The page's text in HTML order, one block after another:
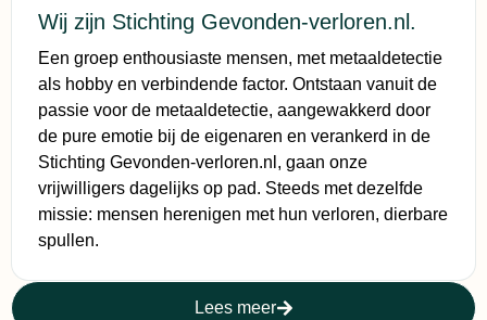
Wij zijn Stichting Gevonden-verloren.nl.
Een groep enthousiaste mensen, met metaaldetectie
als hobby en verbindende factor. Ontstaan vanuit de
passie voor de metaaldetectie, aangewakkerd door
de pure emotie bij de eigenaren en verankerd in de
Stichting Gevonden-verloren.nl, gaan onze
vrijwilligers dagelijks op pad. Steeds met dezelfde
missie: mensen herenigen met hun verloren, dierbare
spullen.
Lees meer